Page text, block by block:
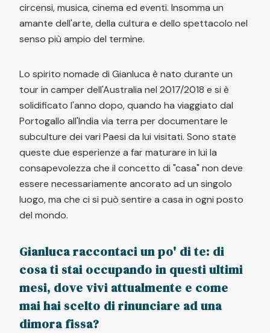
circensi, musica, cinema ed eventi. Insomma un
amante dell'arte, della cultura e dello spettacolo nel
senso più ampio del termine.
Lo spirito nomade di Gianluca è nato durante un
tour in camper dell'Australia nel 2017/2018 e si è
solidificato l'anno dopo, quando ha viaggiato dal
Portogallo all'India via terra per documentare le
subculture dei vari Paesi da lui visitati. Sono state
queste due esperienze a far maturare in lui la
consapevolezza che il concetto di "casa" non deve
essere necessariamente ancorato ad un singolo
luogo, ma che ci si può sentire a casa in ogni posto
del mondo.
Gianluca raccontaci un po' di te: di
cosa ti stai occupando in questi ultimi
mesi, dove vivi attualmente e come
mai hai scelto di rinunciare ad una
dimora fissa?